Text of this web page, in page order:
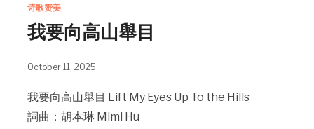
诗歌赞美
我要向高山舉目
October 11, 2025
我要向高山舉目 Lift My Eyes Up To the Hills
詞曲：胡本琳 Mimi Hu